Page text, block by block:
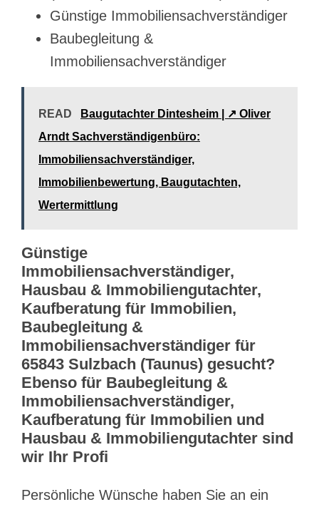
Günstige Immobiliensachverständiger
Baubegleitung &
Immobiliensachverständiger
READ
Baugutachter Dintesheim | ↗️ Oliver
Arndt Sachverständigenbüro:
Immobiliensachverständiger,
Immobilienbewertung, Baugutachten,
Wertermittlung
Günstige
Immobiliensachverständiger,
Hausbau & Immobiliengutachter,
Kaufberatung für Immobilien,
Baubegleitung &
Immobiliensachverständiger für
65843 Sulzbach (Taunus) gesucht?
Ebenso für Baubegleitung &
Immobiliensachverständiger,
Kaufberatung für Immobilien und
Hausbau & Immobiliengutachter sind
wir Ihr Profi
Persönliche Wünsche haben Sie an ein